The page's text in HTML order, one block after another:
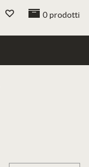
0 prodotti